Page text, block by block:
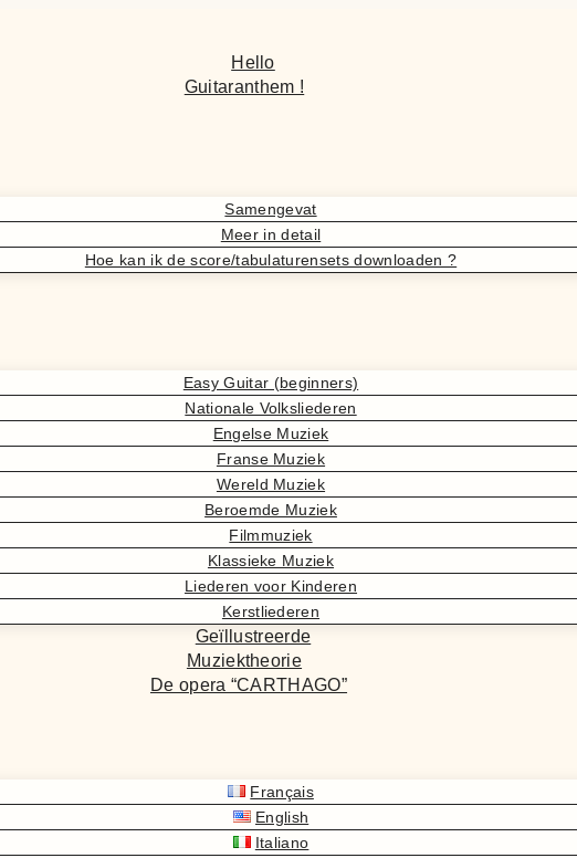
Hello
Guitaranthem !
Samengevat
Meer in detail
Hoe kan ik de score/tabulaturensets downloaden ?
Easy Guitar (beginners)
Nationale Volksliederen
Engelse Muziek
Franse Muziek
Wereld Muziek
Beroemde Muziek
Filmmuziek
Klassieke Muziek
Liederen voor Kinderen
Kerstliederen
Geïllustreerde
Muziektheorie
De opera “CARTHAGO”
Français
English
Italiano